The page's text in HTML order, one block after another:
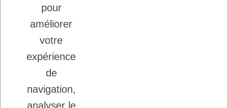
LADYBEL : DES SOINS FRANCAIS DE
GRANDE QUALITE
Inscription à la newsletter
Vous pouvez vous désinscrire à tout moment.
pour
améliorer
votre
expérience
de
navigation,
analyser le